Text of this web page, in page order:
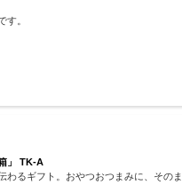
す。
」 TK-A
わるギフト。おやつおつまみに、そ